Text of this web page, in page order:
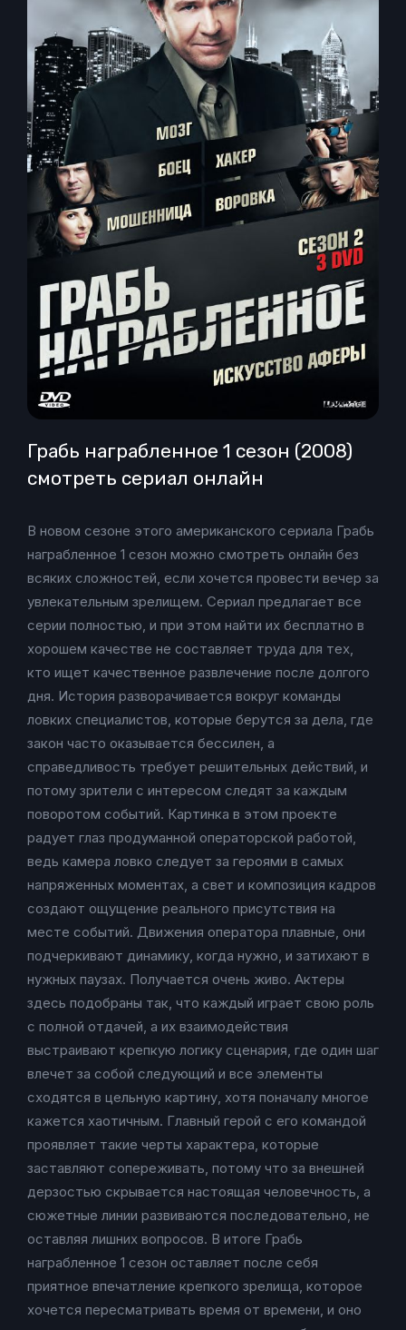
Грабь награбленное 1 сезон (2008)
смотреть сериал онлайн
В новом сезоне этого американского сериала Грабь
награбленное 1 сезон можно смотреть онлайн без
всяких сложностей, если хочется провести вечер за
увлекательным зрелищем. Сериал предлагает все
серии полностью, и при этом найти их бесплатно в
хорошем качестве не составляет труда для тех,
кто ищет качественное развлечение после долгого
дня. История разворачивается вокруг команды
ловких специалистов, которые берутся за дела, где
закон часто оказывается бессилен, а
справедливость требует решительных действий, и
потому зрители с интересом следят за каждым
поворотом событий. Картинка в этом проекте
радует глаз продуманной операторской работой,
ведь камера ловко следует за героями в самых
напряженных моментах, а свет и композиция кадров
создают ощущение реального присутствия на
месте событий. Движения оператора плавные, они
подчеркивают динамику, когда нужно, и затихают в
нужных паузах. Получается очень живо. Актеры
здесь подобраны так, что каждый играет свою роль
с полной отдачей, а их взаимодействия
выстраивают крепкую логику сценария, где один шаг
влечет за собой следующий и все элементы
сходятся в цельную картину, хотя поначалу многое
кажется хаотичным. Главный герой с его командой
проявляет такие черты характера, которые
заставляют сопереживать, потому что за внешней
дерзостью скрывается настоящая человечность, а
сюжетные линии развиваются последовательно, не
оставляя лишних вопросов. В итоге Грабь
награбленное 1 сезон оставляет после себя
приятное впечатление крепкого зрелища, которое
хочется пересматривать время от времени, и оно